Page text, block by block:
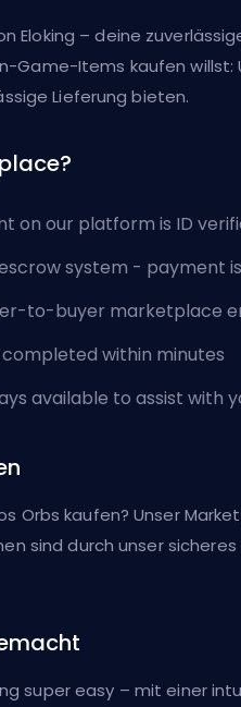
Eloking – deine
Game-Items kaufen
Lieferung bieten.
on our platform is ID
system - payment
to-buyer marketplace
within minutes
available to assist with
Orbs kaufen? Unser
sind durch unser
super easy – mit einer